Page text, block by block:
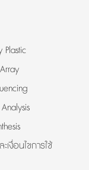
Plastic
เงื่อนไขการใช้